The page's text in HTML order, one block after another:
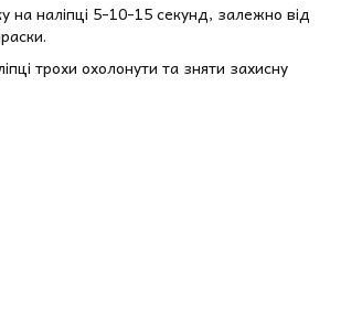
на наліпці 5-10-15 секунд, залежно від
трохи охолонути та зняти захисну